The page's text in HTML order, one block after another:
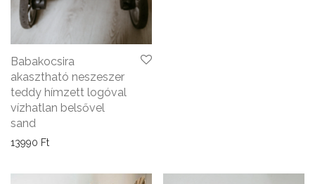
Babakocsira
akasztható neszeszer
teddy hímzett logóval
vízhatlan belsővel
sand
13990 Ft